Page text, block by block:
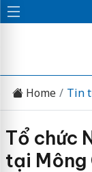
Home Tin
Tổ chức
tại Mông